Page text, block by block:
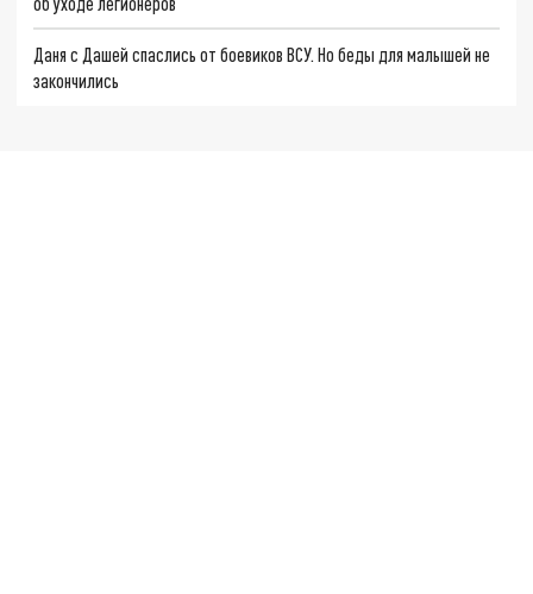
Даня с Дашей спаслись от боевиков ВСУ. Но беды для малышей не
закончились